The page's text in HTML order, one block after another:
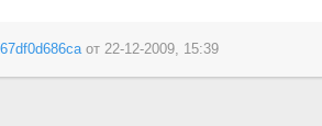
от22-12-2009, 15:39